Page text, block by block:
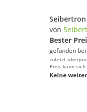
von
Bester
gefunden bei
zuletzt
Preis kann
Keine